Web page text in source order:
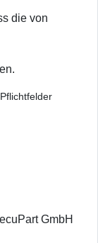
die von
GmbH